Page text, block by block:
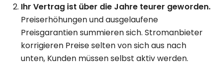
Ihr Vertrag ist über die Jahre teurer geworden.
Preiserhöhungen und ausgelaufene
Preisgarantien summieren sich. Stromanbieter
korrigieren Preise selten von sich aus nach
unten, Kunden müssen selbst aktiv werden.